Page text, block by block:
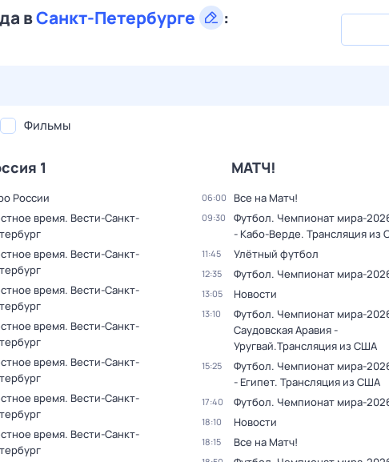
вСанкт-Петербурге
:
Фильмы
1
России
время. Вести-Санкт-
время. Вести-Санкт-
время. Вести-Санкт-
время. Вести-Санкт-
время. Вести-Санкт-
время. Вести-Санкт-
время. Вести-Санкт-
МАТЧ!
06:00 Все на Матч!
09:30
Футбол. Чемпионат мира-
- Кабо-Верде. Трансляция из
11:45 Улётный футбол
12:35 Футбол. Чемпионат мира-
13:05 Новости
13:10
Футбол. Чемпионат мира-
Саудовская Аравия -
Уругвай.Трансляция из США
15:25
Футбол. Чемпионат мира-
- Египет. Трансляция из США
17:40 Футбол. Чемпионат мира-
18:10 Новости
18:15 Все на Матч!